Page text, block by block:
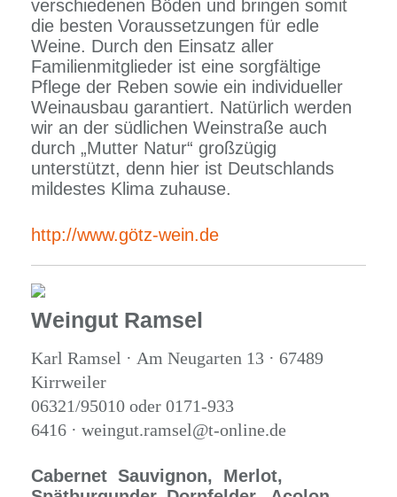
verschiedenen Böden und bringen somit
die besten Voraussetzungen für edle
Weine. Durch den Einsatz aller
Familienmitglieder ist eine sorgfältige
Pflege der Reben sowie ein individueller
Weinausbau garantiert. Natürlich werden
wir an der südlichen Weinstraße auch
durch „Mutter Natur“ großzügig
unterstützt, denn hier ist Deutschlands
mildestes Klima zuhause.
http://www.götz-wein.de
Weingut Ramsel
Karl Ramsel · Am Neugarten 13 · 67489
Kirrweiler
06321/95010 oder 0171-933
6416 · weingut.ramsel@t-online.de
Cabernet Sauvignon,
Merlot,